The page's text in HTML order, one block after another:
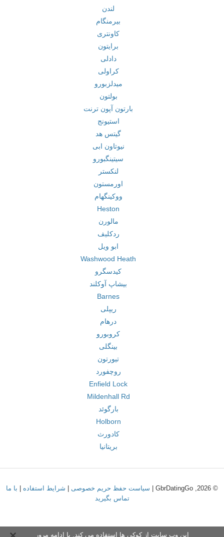
لندن
بیرمنگام
کاونتری
برایتون
دادلی
کراولی
میدلزبورو
بولتون
بارتون آپون ترنت
استیونج
گیتس هد
نیوتاون ابی
سیتینگبورو
لنکستر
اورمستون
ووکینگهام
Heston
مالورن
ردکلیف
ابو ویل
Washwood Heath
کیدسگرو
بیشاپ آوکلند
Barnes
ریپلی
درهام
کروبورو
بینگلی
تیورتون
روچفورد
Enfield Lock
Mildenhall Rd
بارگوئد
Holborn
کادورث
بریتانیا
© 2026, GbrDatingGo | سیاست حفظ حریم خصوصی شرایط استفاده
با ما
تماس بگیرید
این وب سایت از کوکی ها استفاده می کند. با ادامه مرور